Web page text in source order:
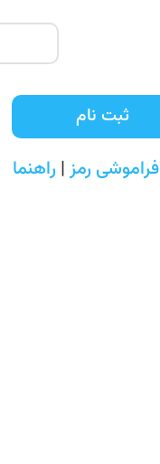
ثبت نام
فراموشی رمز|راهنما